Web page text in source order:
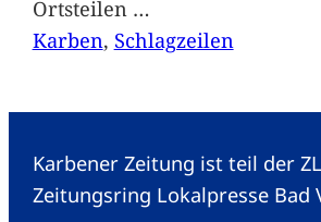
Ortsteilen …
Karben, Schlagzeilen
Karbener Zeitung ist teil der
Zeitungsring Lokalpresse Bad